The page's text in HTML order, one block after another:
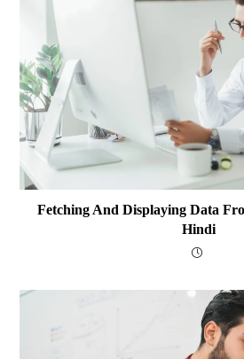
Fetching And Displaying Data
Hindi